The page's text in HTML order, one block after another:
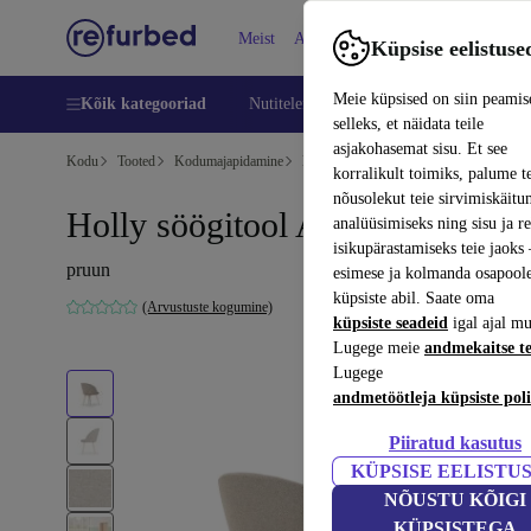
Küpsise
Meie küpsised on siin
selleks, et näidata teile
asjakohasemat sisu. Et see
korralikult toimiks, palume
nõusolekut teie
analüüsimiseks ning sisu ja
isikupärastamiseks teie
esimese ja kolmanda
küpsiste abil. Saate oma
küpsiste seadeid igal ajal
Lugege meie andmekaitse
Lugege
andmetöötleja küpsiste
Piiratud kasutus
KÜPSISE
NÕUSTU KÕIGI
Meist Abi
Kõik kategooriad Nutitelefoni Sülearvutid
Kodu Tooted Kodumajapidamine Mööbel
Holly söögitool Agnes Brown
pruun
(Arvustuste kogumine)